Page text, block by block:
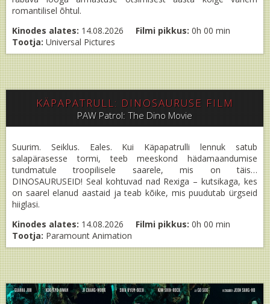
romantilisel õhtul.
Kinodes alates: 14.08.2026 Filmi pikkus: 0h 00 min
Tootja: Universal Pictures
KÄPAPATRULL: DINOSAURUSE FILM
PAW Patrol: The Dino Movie
Suurim. Seiklus. Eales. Kui Käpapatrulli lennuk satub
salapärasesse tormi, teeb meeskond hädamaandumise
tundmatule troopilisele saarele, mis on täis…
DINOSAURUSEID! Seal kohtuvad nad Rexiga – kutsikaga, kes
on saarel elanud aastaid ja teab kõike, mis puudutab ürgseid
hiiglasi.
Kinodes alates: 14.08.2026 Filmi pikkus: 0h 00 min
Tootja: Paramount Animation